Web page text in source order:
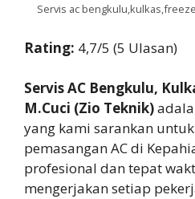
Servis ac
Rating: 4,7/5 (5 Ulasan)
Servis AC Bengkulu,
M.Cuci (Zio Teknik)
yang kami sarankan
pemasangan AC di
profesional dan tepat
mengerjakan setiap